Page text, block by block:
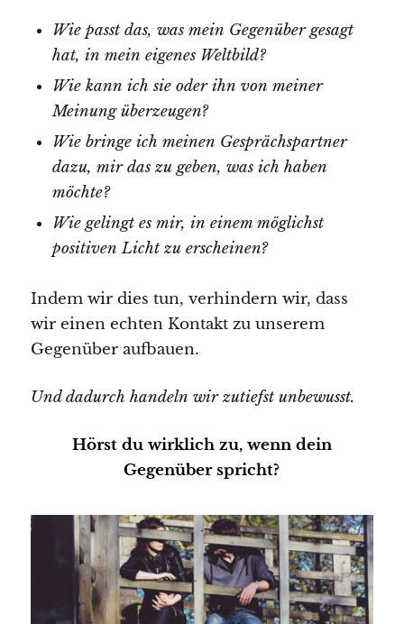
Wie passt das, was mein Gegenüber gesagt
hat, in mein eigenes Weltbild?
Wie kann ich sie oder ihn von meiner
Meinung überzeugen?
Wie bringe ich meinen Gesprächspartner
dazu, mir das zu geben, was ich haben
möchte?
Wie gelingt es mir, in einem möglichst
positiven Licht zu erscheinen?
Indem wir dies tun, verhindern wir, dass
wir einen echten Kontakt zu unserem
Gegenüber aufbauen.
Und dadurch handeln wir zutiefst unbewusst.
Hörst du wirklich zu, wenn dein
Gegenüber spricht?